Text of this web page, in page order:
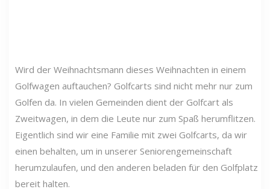
Wird der Weihnachtsmann dieses Weihnachten in einem
Golfwagen auftauchen? Golfcarts sind nicht mehr nur zum
Golfen da. In vielen Gemeinden dient der Golfcart als
Zweitwagen, in dem die Leute nur zum Spaß herumflitzen.
Eigentlich sind wir eine Familie mit zwei Golfcarts, da wir
einen behalten, um in unserer Seniorengemeinschaft
herumzulaufen, und den anderen beladen für den Golfplatz
bereit halten.